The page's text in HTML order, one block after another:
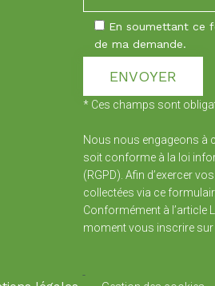
En soumettant ce
de ma demande.
* Ces champs sont
Nous nous engageons à
soit conforme à la loi
(RGPD). Afin d’exercer
collectées via ce
Conformément à
moment vous inscrire sur
-